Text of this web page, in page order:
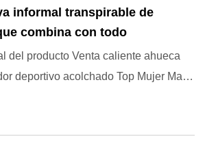
informal transpirable de
combina con todo
del producto Venta caliente ahueca
deportivo acolchado Top Mujer Malla